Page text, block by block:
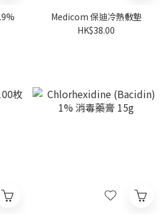
Medicom 保迪冷熱敷墊
HK$38.00